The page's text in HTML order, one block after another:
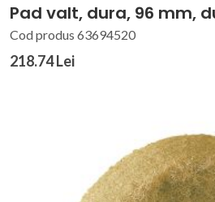
Pad valt, dura, 96 mm,
Cod produs 63694520
218.74 Lei